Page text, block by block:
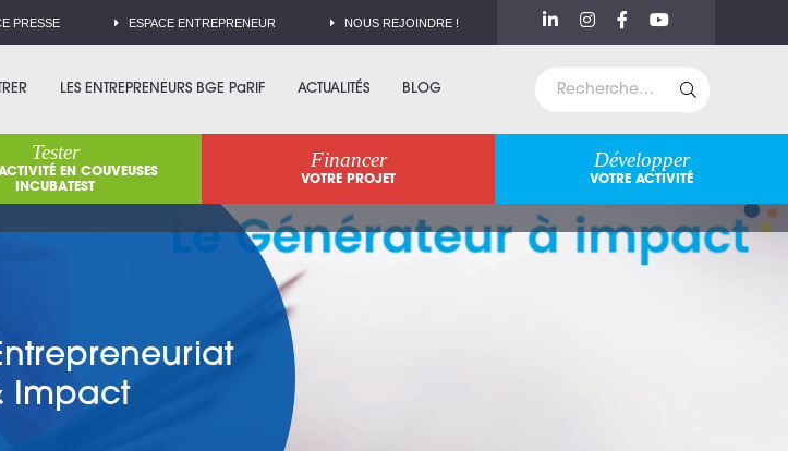
PRESSE ESPACE ENTREPRENEUR NOUS REJOINDRE !
LES ENTREPRENEURS BGE PaRIF ACTUALITÉS BLOG
Tester
EN COUVEUSES
INCUBATEST
Financer
VOTRE PROJET
Développer
VOTRE ACTIVITÉ
Impact